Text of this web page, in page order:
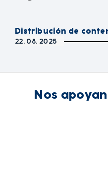
Distribución de
22. 08. 2025
Nos